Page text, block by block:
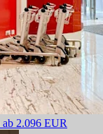
ab 2.096 EUR